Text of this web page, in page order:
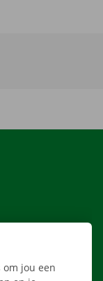
om jou een